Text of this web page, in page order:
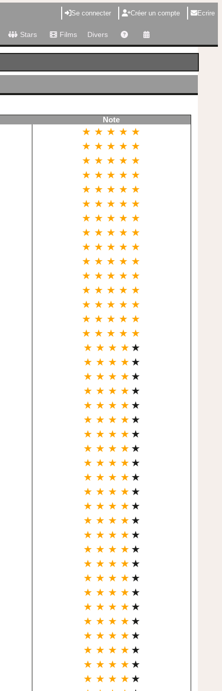
Se connecter Créer un compte Ecrire
Stars Films Divers
Note
★ ★ ★ ★ ★
★ ★ ★ ★ ★
★ ★ ★ ★ ★
★ ★ ★ ★ ★
★ ★ ★ ★ ★
★ ★ ★ ★ ★
★ ★ ★ ★ ★
★ ★ ★ ★ ★
★ ★ ★ ★ ★
★ ★ ★ ★ ★
★ ★ ★ ★ ★
★ ★ ★ ★ ★
★ ★ ★ ★ ★
★ ★ ★ ★ ★
★ ★ ★ ★ ★
★ ★ ★ ★ ★
★ ★ ★ ★ ★
★ ★ ★ ★ ★
★ ★ ★ ★ ★
★ ★ ★ ★ ★
★ ★ ★ ★ ★
★ ★ ★ ★ ★
★ ★ ★ ★ ★
★ ★ ★ ★ ★
★ ★ ★ ★ ★
★ ★ ★ ★ ★
★ ★ ★ ★ ★
★ ★ ★ ★ ★
★ ★ ★ ★ ★
★ ★ ★ ★ ★
★ ★ ★ ★ ★
★ ★ ★ ★ ★
★ ★ ★ ★ ★
★ ★ ★ ★ ★
★ ★ ★ ★ ★
★ ★ ★ ★ ★
★ ★ ★ ★ ★
★ ★ ★ ★ ★
★ ★ ★ ★ ★